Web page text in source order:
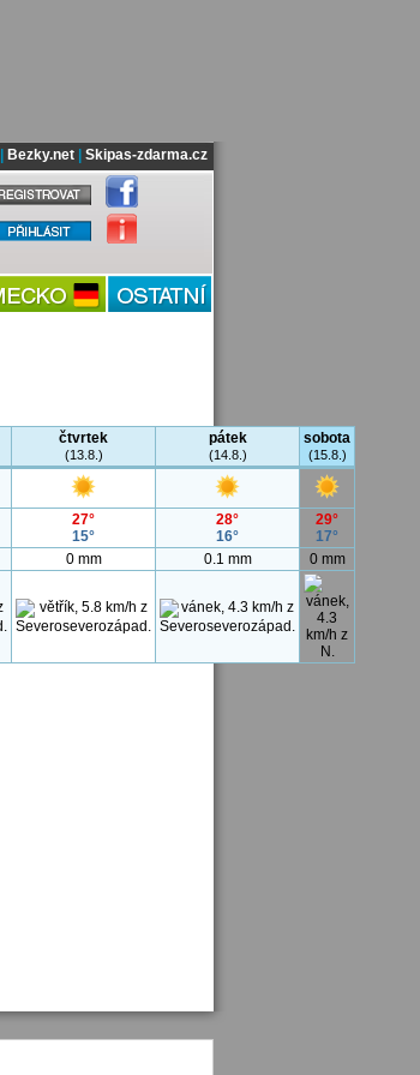
Bezky.net| Skipas-zdarma.cz
čtvrtek
(13.8.)
pátek
(14.8.)
sobota
(15.8.)
27°
15°
28°
16°
29°
17°
0 mm 0.1 mm 0 mm